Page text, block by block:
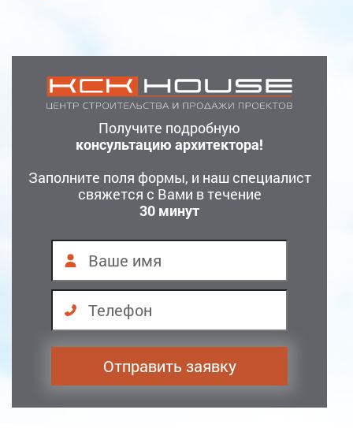
Получите подробную
консультацию архитектора!
Заполните поля формы, и наш специалист
свяжется с Вами в течение
30 минут